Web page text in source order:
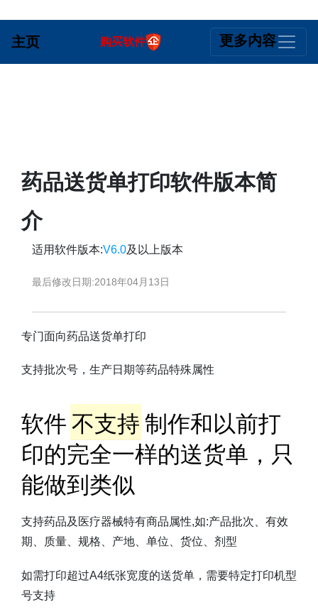
主页 购买软件 更多内容
药品送货单打印软件版本简
介
适用软件版本:V6.0及以上版本
最后修改日期:2018年04月13日
专门面向药品送货单打印
支持批次号，生产日期等药品特殊属性
软件不支持制作和以前打
印的完全一样的送货单，只
能做到类似
支持药品及医疗器械特有商品属性,如:产品批次、有效
期、质量、规格、产地、单位、货位、剂型
如需打印超过A4纸张宽度的送货单，需要特定打印机型
号支持